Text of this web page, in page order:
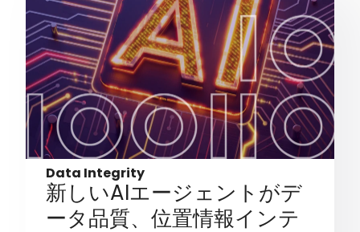
Data Integrity
新しいAIエージェントがデ
ータ品質、位置情報インテ